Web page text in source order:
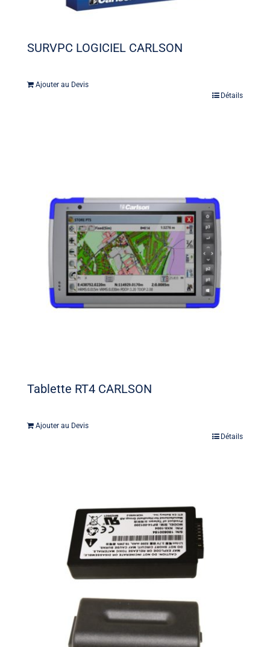
SURVPC LOGICIEL CARLSON
Ajouter au Devis
Détails
Tablette RT4 CARLSON
Ajouter au Devis
Détails